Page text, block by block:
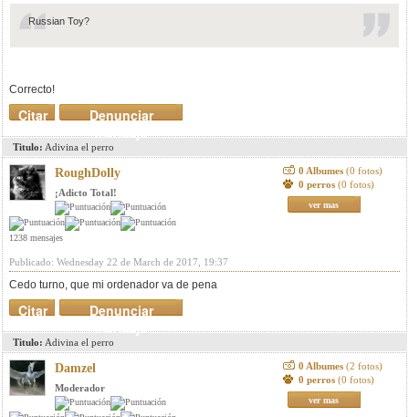
Russian Toy?
Correcto!
Denunciar
mensaje
Citar
Titulo: Adivina el perro
RoughDolly
¡Adicto Total!
1238 mensajes
0 Albumes (0 fotos)
0 perros (0 fotos)
ver mas
Publicado: Wednesday 22 de March de 2017, 19:37
Cedo turno, que mi ordenador va de pena
Denunciar
mensaje
Citar
Titulo: Adivina el perro
Damzel
Moderador
0 Albumes (2 fotos)
0 perros (0 fotos)
ver mas